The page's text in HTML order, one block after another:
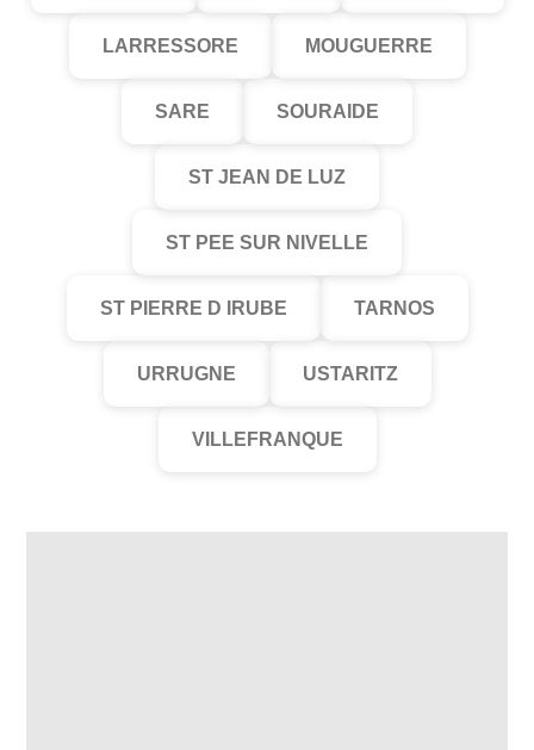
LARRESSORE MOUGUERRE
SARE SOURAIDE
ST JEAN DE LUZ
ST PEE SUR NIVELLE
ST PIERRE D IRUBE TARNOS
URRUGNE USTARITZ
VILLEFRANQUE